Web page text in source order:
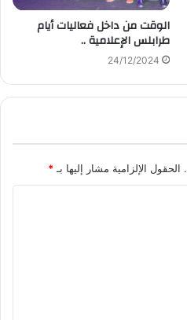
الوقت من داخل فعاليات أيام
طرابلس الإعلامية ..
24/12/2024
الحقول الإلزامية مشار إليها بـ *